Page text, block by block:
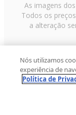
As imagens
Todos os
a alteração
Paulo/SP, CEP
2013 Fast
Nós utilizamos
experiência de
Política de